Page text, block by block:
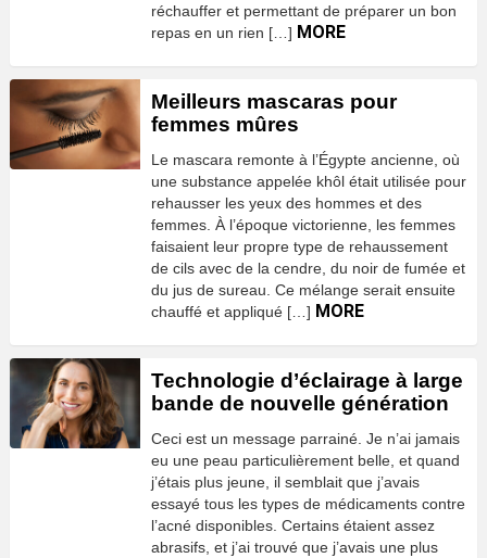
réchauffer et permettant de préparer un bon
repas en un rien […] MORE
Meilleurs mascaras pour
femmes mûres
Le mascara remonte à l’Égypte ancienne, où
une substance appelée khôl était utilisée pour
rehausser les yeux des hommes et des
femmes. À l’époque victorienne, les femmes
faisaient leur propre type de rehaussement
de cils avec de la cendre, du noir de fumée et
du jus de sureau. Ce mélange serait ensuite
chauffé et appliqué […] MORE
Technologie d’éclairage à large
bande de nouvelle génération
Ceci est un message parrainé. Je n’ai jamais
eu une peau particulièrement belle, et quand
j’étais plus jeune, il semblait que j’avais
essayé tous les types de médicaments contre
l’acné disponibles. Certains étaient assez
abrasifs, et j’ai trouvé que j’avais une plus